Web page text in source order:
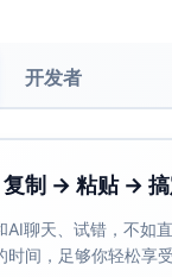
提升播出效果，建
台推广负责人（林昔
我们确认后提供
言专业简洁，内容
开发者
制 → 粘贴 → 搞
AI聊天、试错，不如
间，足够你轻松享